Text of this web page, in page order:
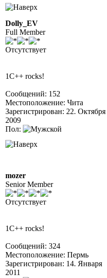
Dolly_EV
Full Member
Отсутствует
1C++ rocks!
Сообщений: 152
Местоположение: Чита
Зарегистрирован: 22. Октября
2009
Пол:
mozer
Senior Member
Отсутствует
1C++ rocks!
Сообщений: 324
Местоположение: Пермь
Зарегистрирован: 14. Января
2011